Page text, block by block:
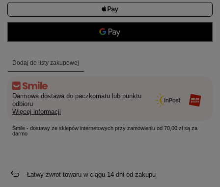
Dodaj do listy zakupowej
Darmowa dostawa do paczkomatu lub punktu
odbioru
Więcej informacji
Smile - dostawy ze sklepów internetowych przy zamówieniu od 70,00 zł są za
darmo
Łatwy zwrot towaru w ciągu 14 dni od zakupu